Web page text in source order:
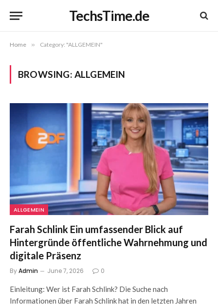
TechsTime.de
Home » Category: "ALLGEMEIN"
BROWSING: ALLGEMEIN
ALLGEMEIN
Farah Schlink Ein umfassender Blick auf
Hintergründe öffentliche Wahrnehmung und
digitale Präsenz
ByAdmin June 7, 2026 0
Einleitung: Wer ist Farah Schlink? Die Suche nach
Informationen über Farah Schlink hat in den letzten Jahren